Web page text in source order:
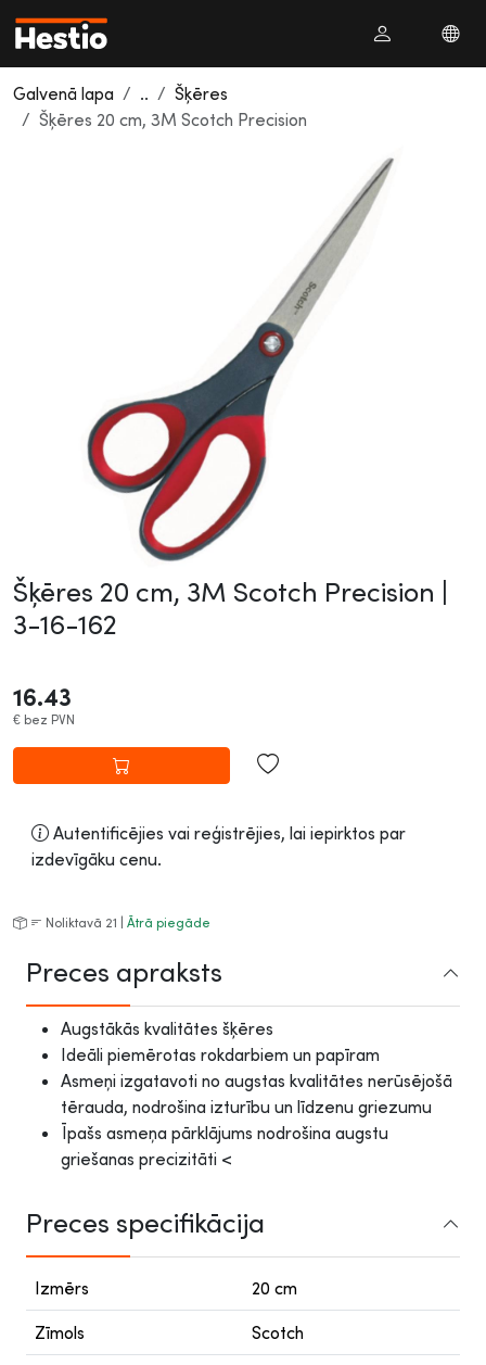
Galvenā lapa ..
Šķēres
Šķēres 20 cm, 3M Scotch Precision
Šķēres 20 cm, 3M Scotch Precision |
3-16-162
16.43
€ bez PVN
Autentificējies vai reģistrējies, lai iepirktos par
izdevīgāku cenu.
Noliktavā 21 | Ātrā piegāde
Preces apraksts
Augstākās kvalitātes šķēres
Ideāli piemērotas rokdarbiem un papīram
Asmeņi izgatavoti no augstas kvalitātes nerūsējošā
tērauda, nodrošina izturību un līdzenu griezumu
Īpašs asmeņa pārklājums nodrošina augstu
griešanas precizitāti <
Preces specifikācija
Izmērs 20 cm
Zīmols Scotch